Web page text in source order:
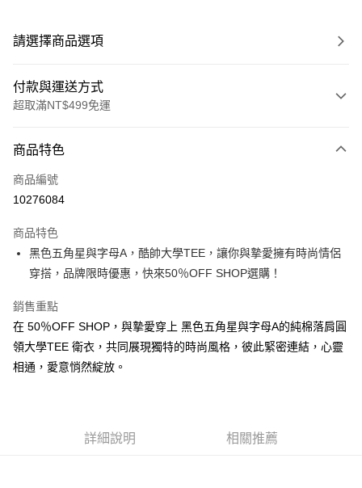
請選擇商品選項
付款與運送方式
超取滿NT$499免運
信用卡一次付款
超商取貨付款
Apple Pay
街口支付
悠遊付
Google Pay
全盈+PAY
【大哥付你分期使用說明】
AFTEE先享後付
商品特色
商品編號
10276084
商品特色
黑色五角星與字母A，酷帥大學TEE，讓你與摯愛擁有時尚情侶
穿搭，品牌限時優惠，快來50％OFF SHOP選購！
銷售重點
在 50％OFF SHOP，與摯愛穿上 黑色五角星與字母A的純棉落肩圓
領大學TEE 衛衣，共同展現獨特的時尚風格，彼此緊密連結，心靈
相通，愛意悄然綻放。
詳細說明 相關推薦